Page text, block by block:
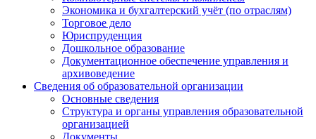
Экономика и бухгалтерский учёт (по отраслям)
Торговое дело
Юриспруденция
Дошкольное образование
Документационное обеспечение управления и
архивоведение
Сведения об образовательной организации
Основные сведения
Структура и органы управления образовательной
организацией
Документы